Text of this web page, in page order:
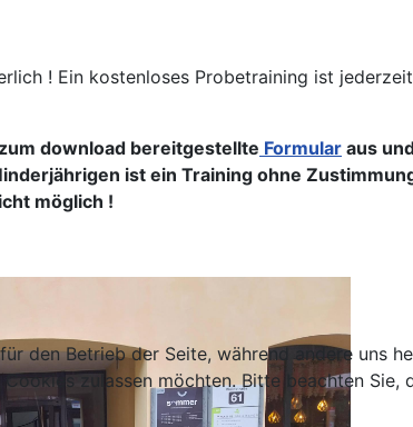
! Ein kostenloses Probetraining ist
download bereitgestellte Formular aus
ist ein Training ohne
möglich !
den Betrieb der Seite, während andere uns
zulassen möchten. Bitte beachten